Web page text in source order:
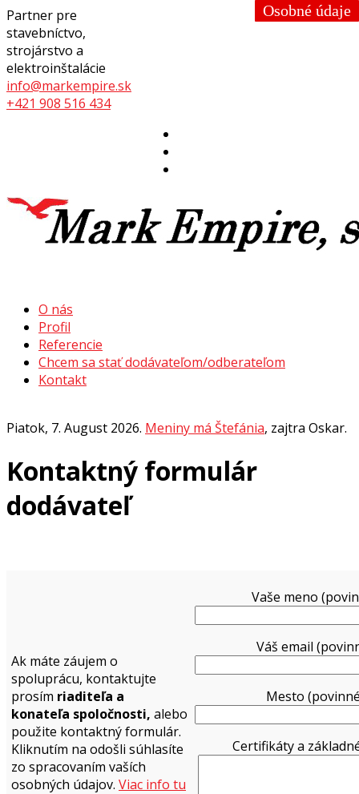
Partner pre
stavebníctvo,
strojárstvo a
elektroinštalácie
info@markempire.sk
+421 908 516 434
O nás
Profil
Referencie
Chcem sa stať dodávateľom/odberateľom
Kontakt
Piatok, 7. August 2026. Meniny má Štefánia, zajtra Oskar.
Kontaktný formulár
dodávateľ
Ak máte záujem o
spoluprácu, kontaktujte
prosím riaditeľa a
konateľa spoločnosti, alebo
použite kontaktný formulár.
Kliknutím na odošli súhlasíte
zo spracovaním vaších
osobných údajov. Viac info tu
Vaše meno
Váš email
Mesto
Certifikáty a
Osobné údaje